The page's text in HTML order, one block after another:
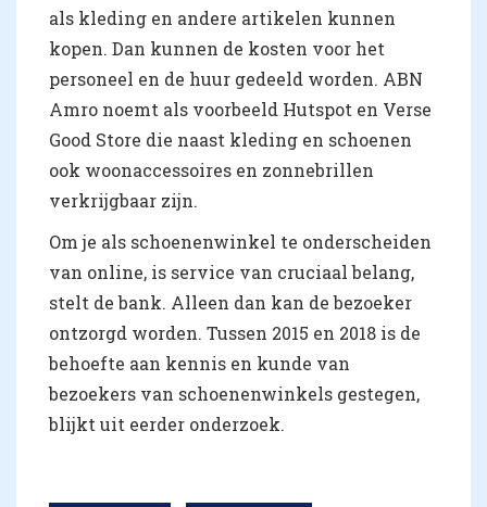
als kleding en andere artikelen kunnen
kopen. Dan kunnen de kosten voor het
personeel en de huur gedeeld worden. ABN
Amro noemt als voorbeeld Hutspot en Verse
Good Store die naast kleding en schoenen
ook woonaccessoires en zonnebrillen
verkrijgbaar zijn.
Om je als schoenenwinkel te onderscheiden
van online, is service van cruciaal belang,
stelt de bank. Alleen dan kan de bezoeker
ontzorgd worden. Tussen 2015 en 2018 is de
behoefte aan kennis en kunde van
bezoekers van schoenenwinkels gestegen,
blijkt uit eerder onderzoek.